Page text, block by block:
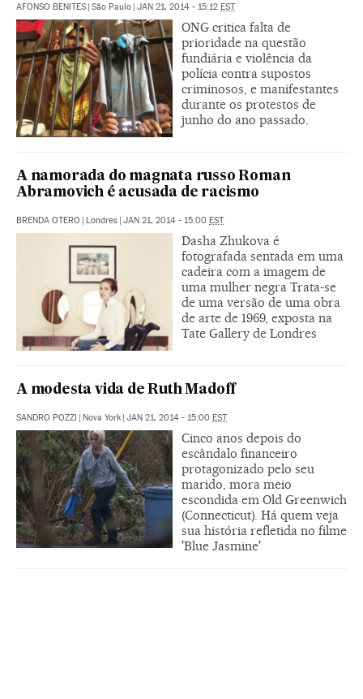
AFONSO BENITES | São Paulo | JAN 21, 2014 - 15:12 EST
ONG critica falta de
prioridade na questão
fundiária e violência da
polícia contra supostos
criminosos, e manifestantes
durante os protestos de
junho do ano passado.
A namorada do magnata russo Roman
Abramovich é acusada de racismo
BRENDA OTERO | Londres | JAN 21, 2014 - 15:00 EST
Dasha Zhukova é
fotografada sentada em uma
cadeira com a imagem de
uma mulher negra Trata-se
de uma versão de uma obra
de arte de 1969, exposta na
Tate Gallery de Londres
A modesta vida de Ruth Madoff
SANDRO POZZI | Nova York | JAN 21, 2014 - 15:00 EST
Cinco anos depois do
escândalo financeiro
protagonizado pelo seu
marido, mora meio
escondida em Old Greenwich
(Connecticut). Há quem veja
sua história refletida no filme
'Blue Jasmine'